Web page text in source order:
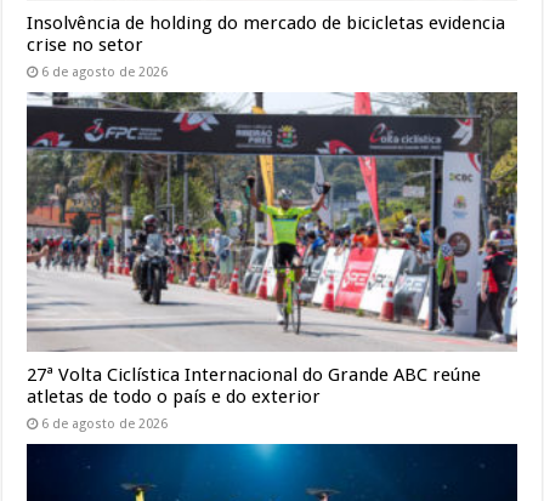
Insolvência de holding do mercado de bicicletas evidencia
crise no setor
6 de agosto de 2026
27ª Volta Ciclística Internacional do Grande ABC reúne
atletas de todo o país e do exterior
6 de agosto de 2026